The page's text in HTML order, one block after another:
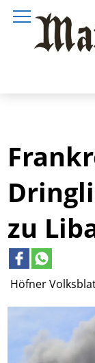
Höfner
zu